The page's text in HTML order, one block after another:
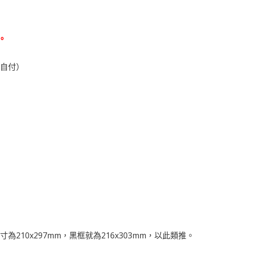
付）
為210x297mm，黑框就為216x303mm，以此類推。